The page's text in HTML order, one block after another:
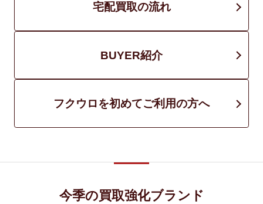
宅配買取の流れ
BUYER紹介
フクウロを初めてご利用の方へ
今季の買取強化ブランド